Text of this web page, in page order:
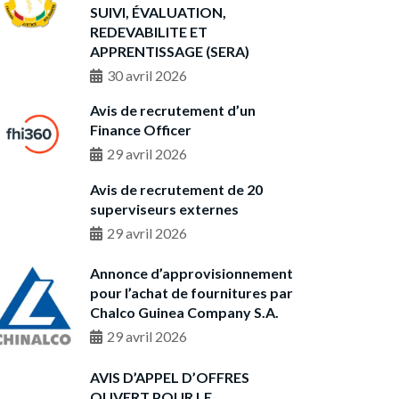
SUIVI, ÉVALUATION,
REDEVABILITE ET
APPRENTISSAGE (SERA)
30 avril 2026
Avis de recrutement d’un
Finance Officer
29 avril 2026
Avis de recrutement de 20
superviseurs externes
29 avril 2026
Annonce d’approvisionnement
pour l’achat de fournitures par
Chalco Guinea Company S.A.
29 avril 2026
AVIS D’APPEL D’OFFRES